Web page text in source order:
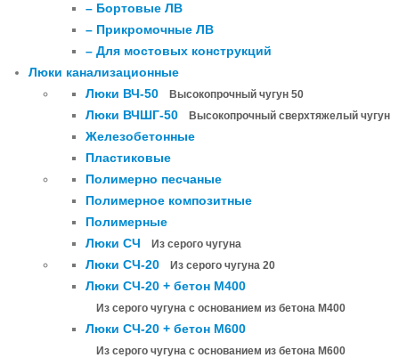
– Бортовые ЛВ
– Прикромочные ЛВ
– Для мостовых конструкций
Люки канализационные
Люки ВЧ-50
Высокопрочный чугун 50
Люки ВЧШГ-50 Высокопрочный сверхтяжелый чугун
Железобетонные
Пластиковые
Полимерно песчаные
Полимерное композитные
Полимерные
Люки СЧ
Из серого чугуна
Люки СЧ-20 Из серого чугуна 20
Люки СЧ-20 + бетон М400
Из серого чугуна с основанием из бетона М400
Люки СЧ-20 + бетон М600
Из серого чугуна с основанием из бетона М600